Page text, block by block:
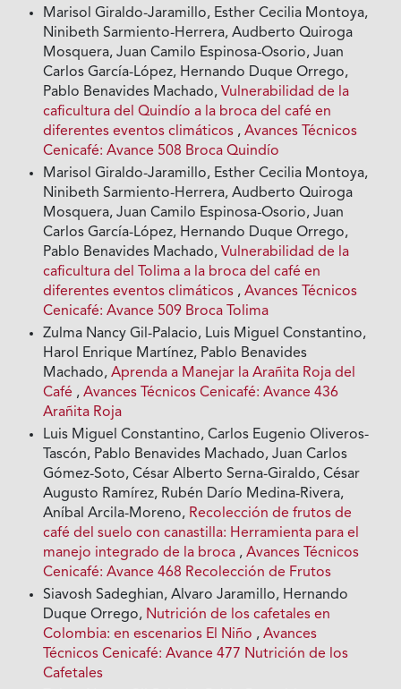
Marisol Giraldo-Jaramillo, Esther Cecilia Montoya,
Ninibeth Sarmiento-Herrera, Audberto Quiroga
Mosquera, Juan Camilo Espinosa-Osorio, Juan
Carlos García-López, Hernando Duque Orrego,
Pablo Benavides Machado,Vulnerabilidad de la
caficultura del Quindío a la broca del café en
diferentes eventos climáticos ,Avances Técnicos
Cenicafé: Avance 508 Broca Quindío
Marisol Giraldo-Jaramillo, Esther Cecilia Montoya,
Ninibeth Sarmiento-Herrera, Audberto Quiroga
Mosquera, Juan Camilo Espinosa-Osorio, Juan
Carlos García-López, Hernando Duque Orrego,
Pablo Benavides Machado,Vulnerabilidad de la
caficultura del Tolima a la broca del café en
diferentes eventos climáticos ,Avances Técnicos
Cenicafé: Avance 509 Broca Tolima
Zulma Nancy Gil-Palacio, Luis Miguel Constantino,
Harol Enrique Martínez, Pablo Benavides
Machado,Aprenda a Manejar la Arañita Roja del
Café ,Avances Técnicos Cenicafé: Avance 436
Arañita Roja
Luis Miguel Constantino, Carlos Eugenio Oliveros-
Tascón, Pablo Benavides Machado, Juan Carlos
Gómez-Soto, César Alberto Serna-Giraldo, César
Augusto Ramírez, Rubén Darío Medina-Rivera,
Aníbal Arcila-Moreno, Recolección de frutos de
café del suelo con canastilla: Herramienta para el
manejo integrado de la broca ,Avances Técnicos
Cenicafé: Avance 468 Recolección de Frutos
Siavosh Sadeghian, Alvaro Jaramillo, Hernando
Duque Orrego, Nutrición de los cafetales en
Colombia: en escenarios El Niño ,Avances
Técnicos Cenicafé: Avance 477 Nutrición de los
Cafetales